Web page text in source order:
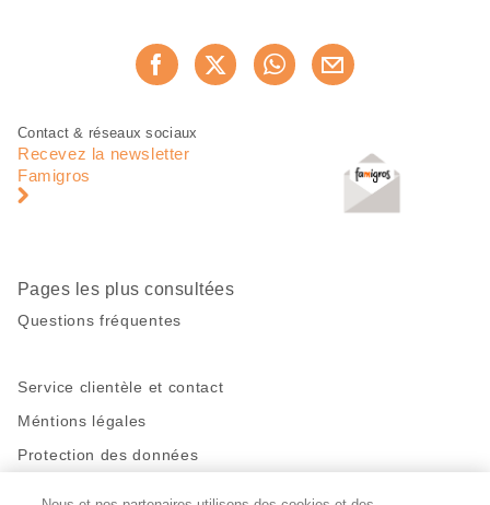
Recommander maintenant
Pied
page
Navigation
pied
Contact & réseaux sociaux
Recevez la newsletter
Famigros
Pages les plus consultées
Questions fréquentes
Service clientèle et contact
Méntions légales
Protection des données